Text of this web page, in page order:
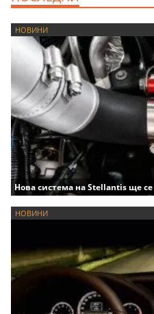
НОВИНИ
Нова система на Stellantis ще се
НОВИНИ